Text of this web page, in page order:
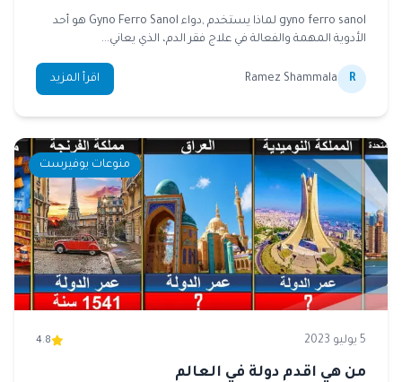
gyno ferro sanol لماذا يستخدم ,دواء Gyno Ferro Sanol هو أحد
الأدوية المهمة والفعالة في علاج فقر الدم، الذي يعاني...
R
Ramez Shammala اقرأ المزيد
منوعات يوفيرست
5 يوليو 2023 4.8
من هي اقدم دولة في العالم